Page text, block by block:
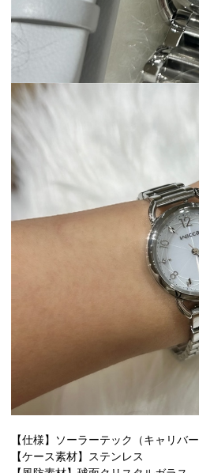
【仕様】ソーラーテック（キャリバー
【ケース素材】ステンレス